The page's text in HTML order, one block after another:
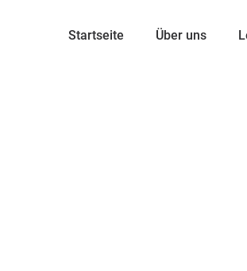
Startseite Über uns